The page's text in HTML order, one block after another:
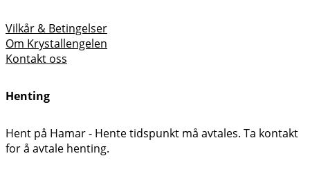
Vilkår & Betingelser
Om Krystallengelen
Kontakt oss
Henting
Hent på Hamar - Hente tidspunkt må avtales. Ta kontakt
for å avtale henting.